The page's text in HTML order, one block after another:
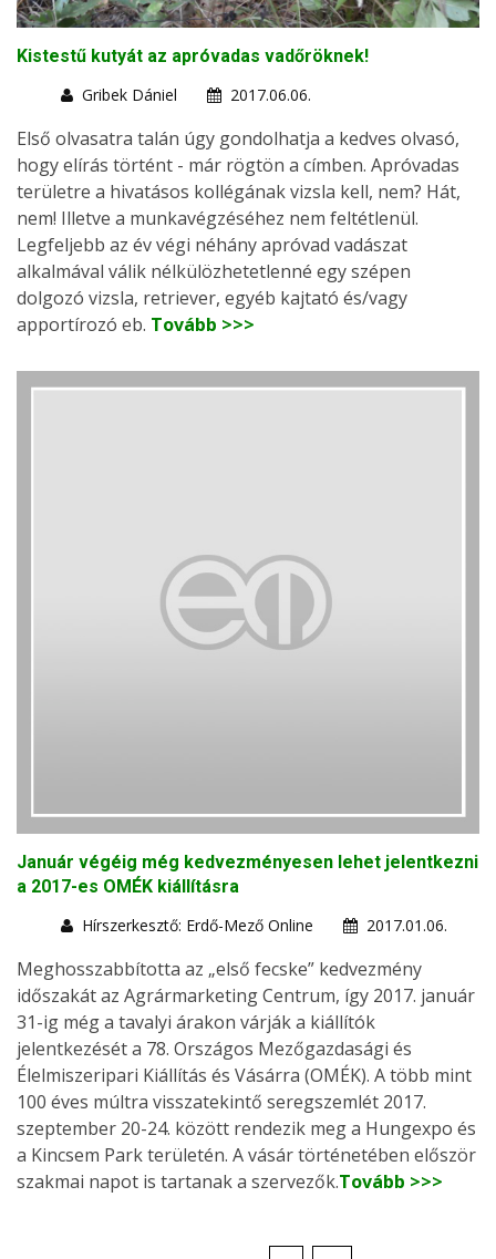
Kistestű kutyát az apróvadas vadőröknek!
Gribek Dániel
2017.06.06.
Első olvasatra talán úgy gondolhatja a kedves olvasó,
hogy elírás történt - már rögtön a címben. Apróvadas
területre a hivatásos kollégának vizsla kell, nem? Hát,
nem! Illetve a munkavégzéséhez nem feltétlenül.
Legfeljebb az év végi néhány apróvad vadászat
alkalmával válik nélkülözhetetlenné egy szépen
dolgozó vizsla, retriever, egyéb kajtató és/vagy
apportírozó eb. Tovább >>>
Január végéig még kedvezményesen lehet jelentkezni
a 2017-es OMÉK kiállításra
Hírszerkesztő: Erdő-Mező Online
2017.01.06.
Meghosszabbította az „első fecske” kedvezmény
időszakát az Agrármarketing Centrum, így 2017. január
31-ig még a tavalyi árakon várják a kiállítók
jelentkezését a 78. Országos Mezőgazdasági és
Élelmiszeripari Kiállítás és Vásárra (OMÉK). A több mint
100 éves múltra visszatekintő seregszemlét 2017.
szeptember 20-24. között rendezik meg a Hungexpo és
a Kincsem Park területén. A vásár történetében először
szakmai napot is tartanak a szervezők.Tovább >>>